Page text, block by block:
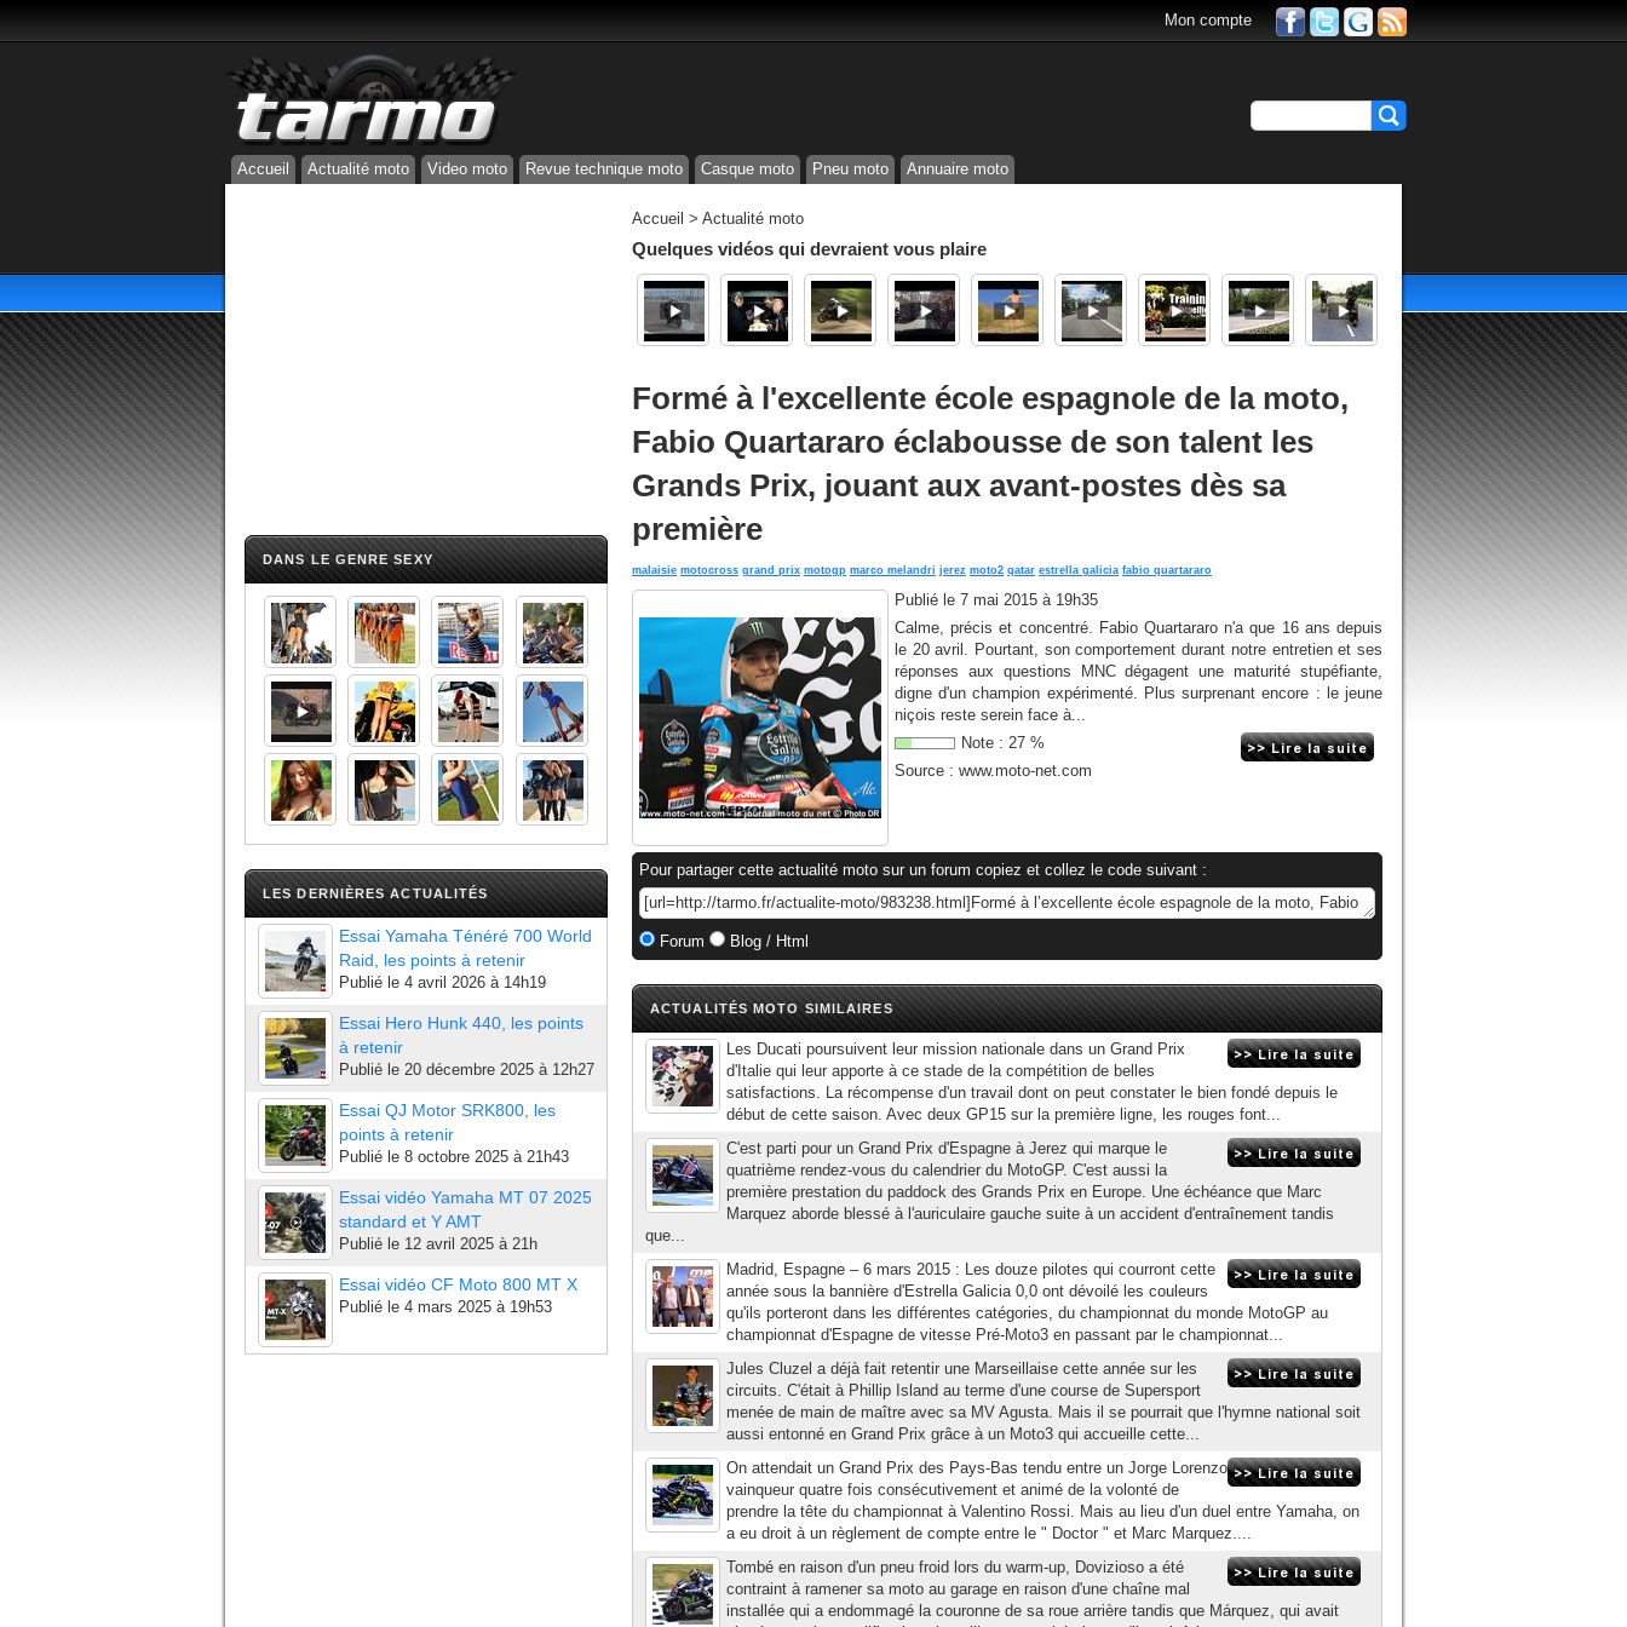
Mon compte
Accueil Actualité moto Video moto Revue technique moto Casque moto Pneu moto Annuaire moto
DANS LE GENRE SEXY
LES DERNIÈRES ACTUALITÉS
Essai Yamaha Ténéré 700 World
Raid, les points à retenir
Publié le 4 avril 2026 à 14h19
Essai Hero Hunk 440, les points
à retenir
Publié le 20 décembre 2025 à 12h27
Essai QJ Motor SRK800, les
points à retenir
Publié le 8 octobre 2025 à 21h43
Essai vidéo Yamaha MT 07 2025
standard et Y AMT
Publié le 12 avril 2025 à 21h
Essai vidéo CF Moto 800 MT X
Publié le 4 mars 2025 à 19h53
Accueil > Actualité moto
Quelques vidéos qui devraient vous plaire
Formé à l'excellente école espagnole de la moto,
Fabio Quartararo éclabousse de son talent les
Grands Prix, jouant aux avant-postes dès sa
première
malaisie motocross grand prix motogp marco melandri jerez moto2 qatar estrella galicia fabio quartararo
Publié le 7 mai 2015 à 19h35
Calme, précis et concentré. Fabio Quartararo n'a que 16 ans depuis
le 20 avril. Pourtant, son comportement durant notre entretien et ses
réponses aux questions MNC dégagent une maturité stupéfiante,
digne d'un champion expérimenté. Plus surprenant encore : le jeune
niçois reste serein face à...
Note : 27 %
Source : www.moto-net.com
Pour partager cette actualité moto sur un forum copiez et collez le code suivant :
Forum Blog / Html
ACTUALITÉS MOTO SIMILAIRES
Les Ducati poursuivent leur mission nationale dans un Grand Prix
d'Italie qui leur apporte à ce stade de la compétition de belles
satisfactions. La récompense d'un travail dont on peut constater le bien fondé depuis le
début de cette saison. Avec deux GP15 sur la première ligne, les rouges font...
C'est parti pour un Grand Prix d'Espagne à Jerez qui marque le
quatrième rendez-vous du calendrier du MotoGP. C'est aussi la
première prestation du paddock des Grands Prix en Europe. Une échéance que Marc
Marquez aborde blessé à l'auriculaire gauche suite à un accident d'entraînement tandis
que...
Madrid, Espagne – 6 mars 2015 : Les douze pilotes qui courront cette
année sous la bannière d'Estrella Galicia 0,0 ont dévoilé les couleurs
qu'ils porteront dans les différentes catégories, du championnat du monde MotoGP au
championnat d'Espagne de vitesse Pré-Moto3 en passant par le championnat...
Jules Cluzel a déjà fait retentir une Marseillaise cette année sur les
circuits. C'était à Phillip Island au terme d'une course de Supersport
menée de main de maître avec sa MV Agusta. Mais il se pourrait que l'hymne national soit
aussi entonné en Grand Prix grâce à un Moto3 qui accueille cette...
On attendait un Grand Prix des Pays-Bas tendu entre un Jorge Lorenzo
vainqueur quatre fois consécutivement et animé de la volonté de
prendre la tête du championnat à Valentino Rossi. Mais au lieu d'un duel entre Yamaha, on
a eu droit à un règlement de compte entre le " Doctor " et Marc Marquez....
Tombé en raison d'un pneu froid lors du warm-up, Dovizioso a été
contraint à ramener sa moto au garage en raison d'une chaîne mal
installée qui a endommagé la couronne de sa roue arrière tandis que Márquez, qui avait